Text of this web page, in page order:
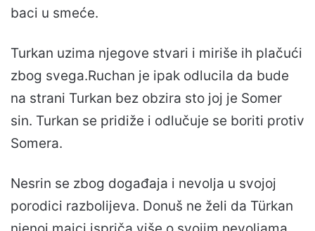
baci u smeće.
Turkan uzima njegove stvari i miriše ih plačući
zbog svega.Ruchan je ipak odlucila da bude
na strani Turkan bez obzira sto joj je Somer
sin. Turkan se pridiže i odlučuje se boriti protiv
Somera.
Nesrin se zbog događaja i nevolja u svojoj
porodici razbolijeva. Donuš ne želi da Türkan